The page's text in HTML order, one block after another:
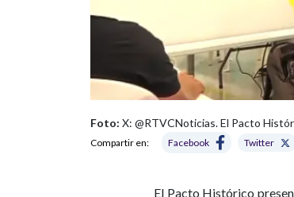
Foto: X: @RTVCNoticias. El Pacto
Compartir en: Facebook Twitter
El Pacto Histórico